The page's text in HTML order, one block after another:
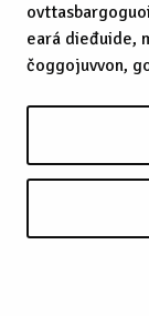
eará dieđuide,
čoggojuvvon,